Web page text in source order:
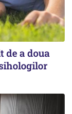
de a doua